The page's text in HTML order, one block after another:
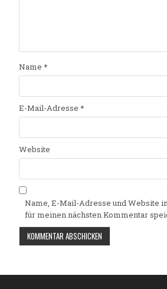
Name *
E-Mail-Adresse *
Website
Name, E-Mail-Adresse und Website
für meinen nächsten Kommentar